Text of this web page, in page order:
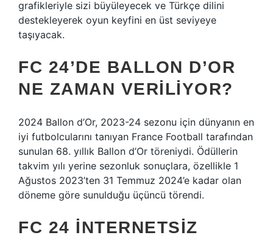
grafikleriyle sizi büyüleyecek ve Türkçe dilini
destekleyerek oyun keyfini en üst seviyeye
taşıyacak.
FC 24’DE BALLON D’OR
NE ZAMAN VERILIYOR?
2024 Ballon d’Or, 2023-24 sezonu için dünyanın en
iyi futbolcularını tanıyan France Football tarafından
sunulan 68. yıllık Ballon d’Or töreniydi. Ödüllerin
takvim yılı yerine sezonluk sonuçlara, özellikle 1
Ağustos 2023’ten 31 Temmuz 2024’e kadar olan
döneme göre sunulduğu üçüncü törendi.
FC 24 INTERNETSIZ